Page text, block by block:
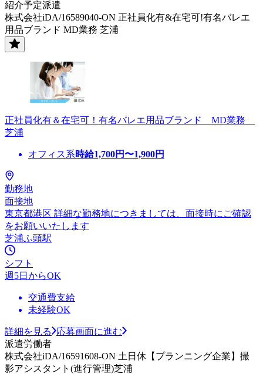
紹介予定派遣
株式会社iDA/16589040-ON 正社員化有&在宅可!有名バレエ
用品ブランド MD業務 芝浦
正社員化有＆在宅可！有名バレエ用品ブランド MD業務
芝浦
オフィス系時給1,700円〜1,900円
勤務地
面接地
東京都港区 詳細な勤務地につきましては、面接時にご確認
をお願いいたします
芝浦ふ頭駅
シフト
週5日からOK
交通費支給
未経験OK
詳細を見る
応募画面に進む
派遣労働者
株式会社iDA/16591608-ON 土日休【プランニング企業】撮
影アシスタント(進行管理)芝浦